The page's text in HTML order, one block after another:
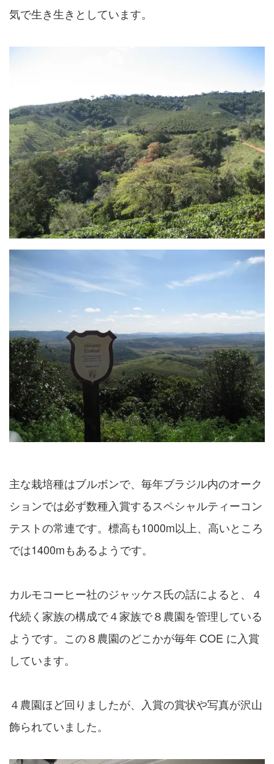
気で生き生きとしています。
主な栽培種はブルボンで、毎年ブラジル内のオーク
ションでは必ず数種入賞するスペシャルティーコン
テストの常連です。標高も1000m以上、高いところ
では1400mもあるようです。
カルモコーヒー社のジャッケス氏の話によると、４
代続く家族の構成で４家族で８農園を管理している
ようです。この８農園のどこかが毎年 COE に入賞
しています。
４農園ほど回りましたが、入賞の賞状や写真が沢山
飾られていました。